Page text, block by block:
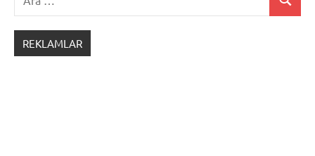
Ara
REKLAMLAR